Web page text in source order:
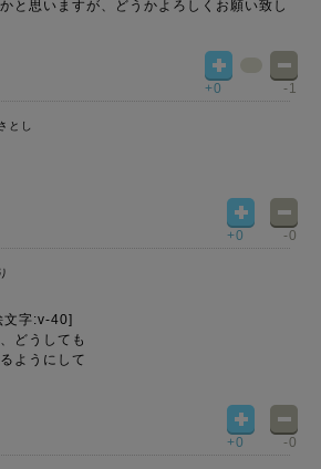
と思いますが、どうかよろしくお願い致し
+0 -1
とし
+0 -0
字:v-40]
どうしても
ようにして
+0 -0